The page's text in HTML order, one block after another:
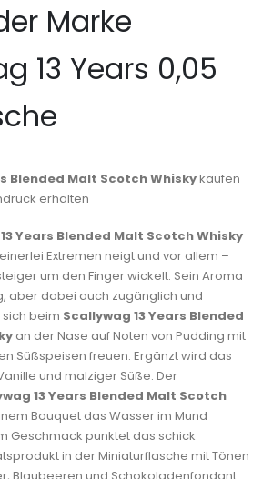
Marke
13 Years 0,05
Blended Malt Scotch Whiskykaufen
erhalten
Years Blended Malt Scotch Whisky
Extremen neigt und vor allem –
um den Finger wickelt. Sein Aroma
aber dabei auch zugänglich und
beim Scallywag 13 Years Blended
an der Nase auf Noten von Pudding mit
Süßspeisen freuen. Ergänzt wird das
und malziger Süße. Der
13 Years Blended Malt Scotch
Bouquet das Wasser im Mund
Geschmack punktet das schick
in der Miniaturflasche mit Tönen